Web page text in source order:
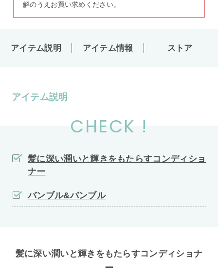
解のうえお買い求めください。
アイテム説明 アイテム情報 ストア
アイテム説明
CHECK !
髪に深い潤いと輝きをもたらすコンディショ
ナー
バンブル&バンブル
髪に深い潤いと輝きをもたらすコンディショナ
ー